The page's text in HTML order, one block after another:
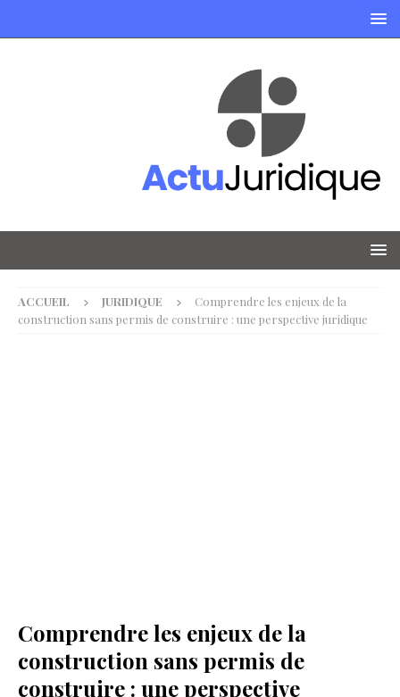
ACCUEIL JURIDIQUE
Comprendre les enjeux de la
construction sans permis de construire : une perspective juridique
Comprendre les enjeux de la
construction sans permis de
construire : une perspective